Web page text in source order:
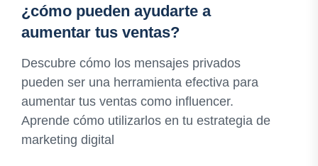
¿cómo pueden ayudarte a
aumentar tus ventas?
Descubre cómo los mensajes privados
pueden ser una herramienta efectiva para
aumentar tus ventas como influencer.
Aprende cómo utilizarlos en tu estrategia de
marketing digital